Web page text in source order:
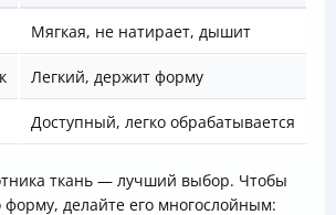
Мягкая, не натирает, дышит
Легкий, держит форму
Доступный, легко обрабатывается
ткань — лучший выбор. Чтобы
делайте его многослойным: